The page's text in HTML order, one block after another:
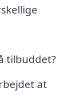
tilbuddet?
at